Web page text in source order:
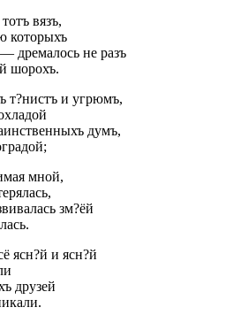
вязъ,
которыхъ
дремалось не разъ
шорохъ.
т?нистъ и угрюмъ,
думъ,
мной,
зм?ёй
ясн?й и ясн?й
друзей